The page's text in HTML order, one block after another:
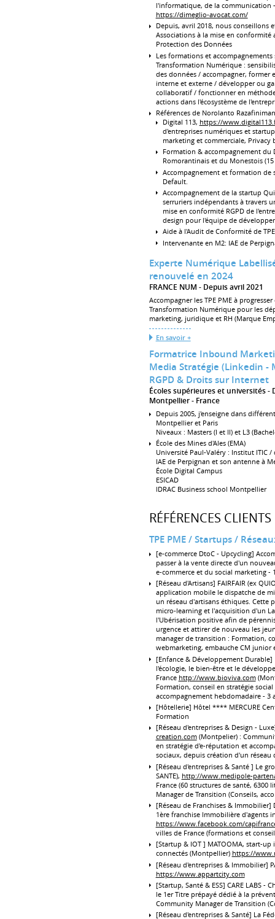
l'informatique, de la communication
https://dimeglio-avocat.com/
Depuis, avril 2018, nous conseillons
Associations à la mise en conformité
Protection des Données
Les formations et
Transformation Numérique :
des données / accompagner, former
interne et externe / développer ou
collaboratif / fonctionner en
actions dans l'écosystème de
Références de Norolanto
Digital 113, https://
d'entreprises numériques et
marketing et commerciale, Privacy
Formation & accompagnement du
Romorantinais et du Monestois
Accompagnement et formation de
Default.
Accompagnement de la startup
serruriers indépendants à travers
mise en conformité RGPD de
design pour l'équipe de
Aide à l'Audit de Conformité de
Intervenante en M2: IAE de
Experte Numérique
renouvelé en 2024
FRANCE NUM Depuis avril 2021
Accompagner les TPE PME à
Transformation Numérique pour les
marketing, juridique et RH (Marque
En savoir +
Formatrice Inbound
Media Stratégie (Linkedin -
RGPD & Droits sur Internet
Écoles supérieures et universités
Montpellier
France
Depuis 2005, j'enseigne dans
Montpellier et Paris
Niveaux : Masters (I et II) et L3
École des Mines d'Ales (EMA)
Université Paul-Valéry : Institut ITIC /
IAE de Perpignan et son antenne à
École Digital Campus
ESICAD
IDRAC Business school Montpellier
RÉFÉRENCES CLIENTS
TPE PME / Startups /
[e-commerce DtoC - Upcycling]
passer à la vente directe d'un
e-commerce et du social marketing -
[Réseau d'Artisans] FAIRFAIR (ex
application mobile le dispatche de
un réseau d'artisans éthiques. Cette
micro-learning et l'acquisition d'un
l'Ubérisation positive afin de
urgence et attirer de nouveau les
manager de transition : Formation,
webmarketing, embauche CM junior
[Enfance & Développement
l'écologie, le bien-être et le
France http://www.bioviva.com
Formation, conseil en stratégie
accompagnement hebdomadaire - 3
[Hôtellerie] Hôtel **** MERCURE
Formation
[Réseau d'entreprises & Design -
creation.com(Montpelier) :
en stratégie d'e-réputation et
sociaux, depuis création d'un
[Réseau d'entreprises & Santé ] Le
SANTE), http://www.medipole-
France (60 structures de santé, 6300
Manager de Transition (Conseils,
[Réseau de Franchises & Immobilier]
1ère franchise Immobilière d'agents
https://www.facebook.com/
villes de France (formations et
[Startup & IOT ] MATOOMA, start-
connectés (Montpellier) https://
[Réseau d'entreprises & Immobilier]
https://www.appartcity.com
[Startup, Santé & ESS] CARE LABS
le 1er Titre prépayé dédié à la
Community Manager de Transition
[Réseau d'entreprises & Santé] La